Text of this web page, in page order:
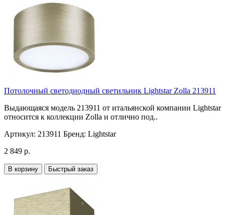
Потолочный светодиодный светильник Lightstar Zolla 213911
Выдающаяся модель 213911 от итальянской компании Lightstar
относится к коллекции Zolla и отлично под..
Артикул: 213911 Бренд: Lightstar
2 849 р.
В корзину Быстрый заказ